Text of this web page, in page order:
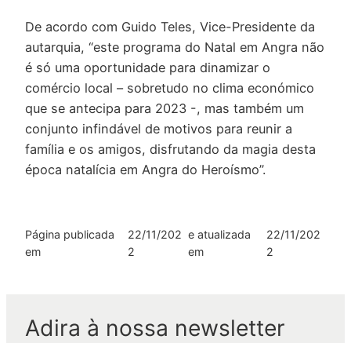
De acordo com Guido Teles, Vice-Presidente da
autarquia, “este programa do Natal em Angra não
é só uma oportunidade para dinamizar o
comércio local – sobretudo no clima económico
que se antecipa para 2023 -, mas também um
conjunto infindável de motivos para reunir a
família e os amigos, disfrutando da magia desta
época natalícia em Angra do Heroísmo”.
Página publicada
em
22/11/202
2
e atualizada
em
22/11/202
2
Adira à nossa newsletter